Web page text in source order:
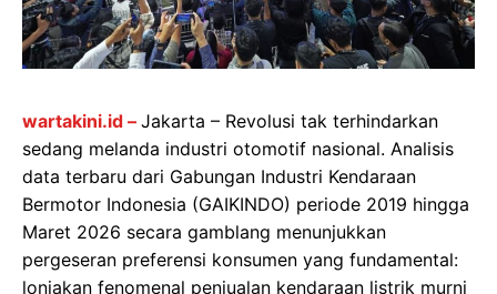
wartakini.id – Jakarta – Revolusi tak terhindarkan
sedang melanda industri otomotif nasional. Analisis
data terbaru dari Gabungan Industri Kendaraan
Bermotor Indonesia (GAIKINDO) periode 2019 hingga
Maret 2026 secara gamblang menunjukkan
pergeseran preferensi konsumen yang fundamental:
lonjakan fenomenal penjualan kendaraan listrik murni